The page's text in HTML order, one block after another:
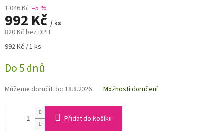
1 046 Kč –5 %
992 Kč / ks
820 Kč bez DPH
Měrná
992 Kč / 1 ks
Do 5 dnů
Můžeme doručit do: 18.8.2026 Možnosti doručení
Přidat do košíku